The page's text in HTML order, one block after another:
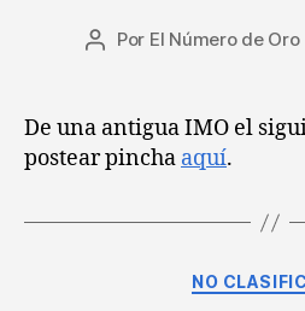
Autor
entrada
Por El Número de Oro
De una antigua IMO el
postear pincha aquí.
NO